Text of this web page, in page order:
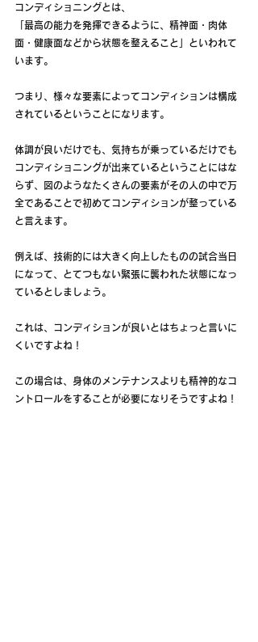
コンディショニングとは、
「最高の能力を発揮できるように、精神面・肉体
面・健康面などから状態を整えること」といわれて
います。
つまり、様々な要素によってコンディションは構成
されているということになります。
体調が良いだけでも、気持ちが乗っているだけでも
コンディショニングが出来ているということにはな
らず、図のようなたくさんの要素がその人の中で万
全であることで初めてコンディションが整っている
と言えます。
例えば、技術的には大きく向上したものの試合当日
になって、とてつもない緊張に襲われた状態になっ
ているとしましょう。
これは、コンディションが良いとはちょっと言いに
くいですよね！
この場合は、身体のメンテナンスよりも精神的なコ
ントロールをすることが必要になりそうですよね！